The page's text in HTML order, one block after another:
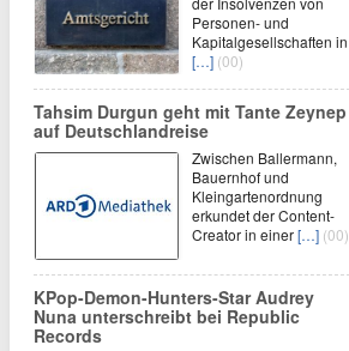
Personen- und
Kapitalgesellschaften in
[…] (00)
Tahsim Durgun geht mit Tante Zeynep
auf Deutschlandreise
Zwischen Ballermann,
Bauernhof und
Kleingartenordnung
erkundet der Content-
Creator in einer[…] (00)
KPop-Demon-Hunters-Star Audrey
Nuna unterschreibt bei Republic
Records